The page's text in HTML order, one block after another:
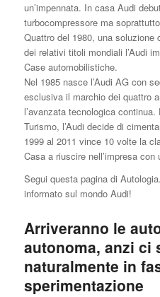
un’impennata. In casa Audi
turbocompressore ma
Quattro del 1980, una
dei relativi titoli mondiali l’Audi
Case automobilistiche.
Nel 1985 nasce l’Audi AG con
esclusiva il marchio dei quattro
l’avanzata tecnologica
Turismo, l’Audi decide di
1999 al 2011 vince 10 volte la
Casa a riuscire nell’impresa
Segui questa pagina di
informato sul mondo Audi!
Arriveranno le
autonoma, anzi ci
naturalmente in
sperimentazione